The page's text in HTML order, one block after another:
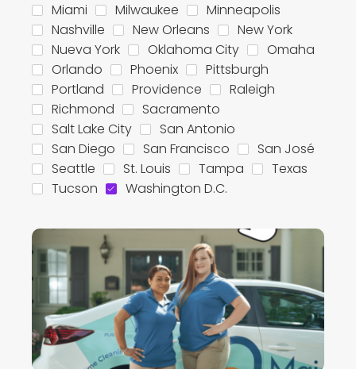
Miami
Milwaukee
Minneapolis
Nashville
New Orleans
New York
Nueva York
Oklahoma City
Omaha
Orlando
Phoenix
Pittsburgh
Portland
Providence
Raleigh
Richmond
Sacramento
Salt Lake City
San Antonio
San Diego
San Francisco
San José
Seattle
St. Louis Tampa
Texas
Tucson
Washington D.C.